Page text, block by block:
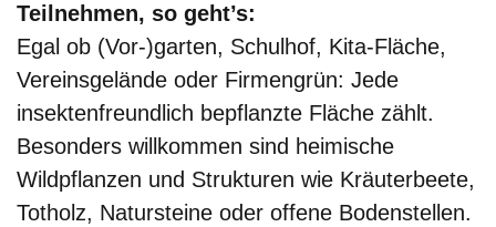
Teilnehmen, so geht’s:
Egal ob (Vor-)garten, Schulhof, Kita-Fläche,
Vereinsgelände oder Firmengrün: Jede
insektenfreundlich bepflanzte Fläche zählt.
Besonders willkommen sind heimische
Wildpflanzen und Strukturen wie Kräuterbeete,
Totholz, Natursteine oder offene Bodenstellen.